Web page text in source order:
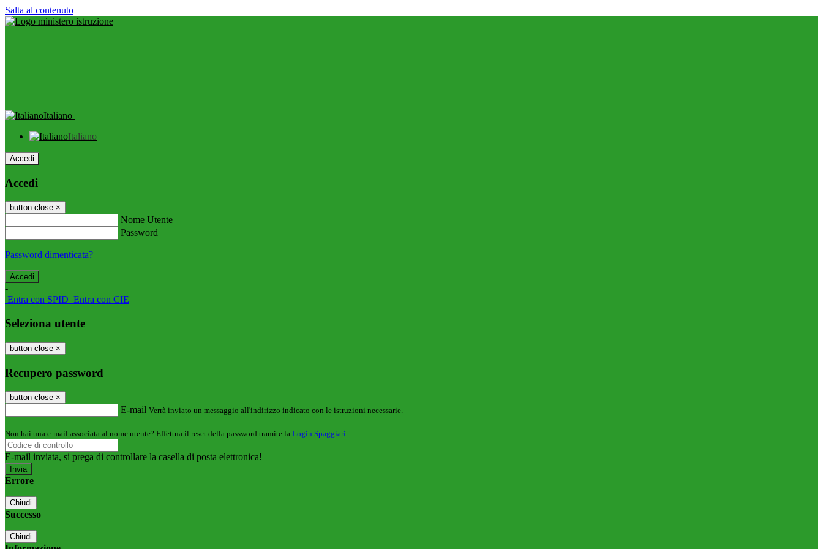
Salta al contenuto
Italiano
Italiano
Accedi
Accedi
button close ×
Nome Utente
Password
Password dimenticata?
-
Entra con SPID Entra con CIE
Seleziona utente
button close ×
Recupero password
button close ×
E-mail Verrà inviato un messaggio all'indirizzo indicato con le istruzioni necessarie.
Non hai una e-mail associata al nome utente? Effettua il reset della password tramite la Login Spaggiari
E-mail inviata, si prega di controllare la casella di posta elettronica!
Errore
Chiudi
Successo
Chiudi